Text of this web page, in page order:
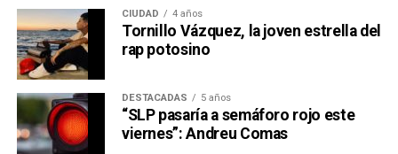
CIUDAD 4 años
Tornillo Vázquez, la joven estrella del
rap potosino
DESTACADAS 5 años
“SLP pasaría a semáforo rojo este
viernes”: Andreu Comas